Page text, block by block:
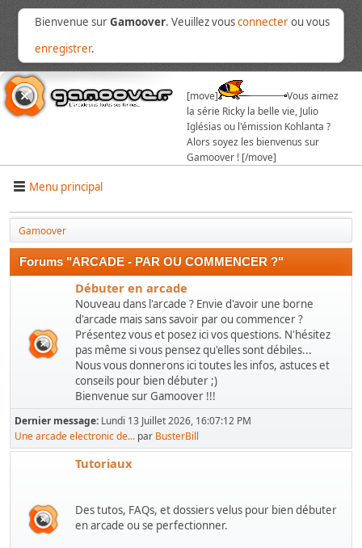
Bienvenue surGamoover. Veuillez vousconnecterou vous
enregistrer.
[move]
Vous aimez
la série Ricky la belle vie, Julio
Iglésias ou l'émission Kohlanta ?
Alors soyez les bienvenus sur
Gamoover ! [/move]
Menu principal
Gamoover
Forums "ARCADE - PAR OU COMMENCER ?"
Débuter en arcade
Nouveau dans l'arcade ? Envie d'avoir une borne
d'arcade mais sans savoir par ou commencer ?
Présentez vous et posez ici vos questions. N'hésitez
pas même si vous pensez qu'elles sont débiles...
Nous vous donnerons ici toutes les infos, astuces et
conseils pour bien débuter ;)
Bienvenue sur Gamoover !!!
Dernier message: Lundi 13 Juillet 2026, 16:07:12 PM
Une arcade electronic de... par BusterBill
Tutoriaux
Des tutos, FAQs, et dossiers velus pour bien débuter
en arcade ou se perfectionner.